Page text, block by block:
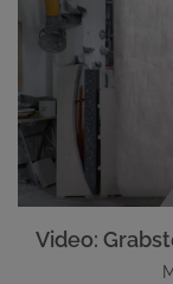
Video: